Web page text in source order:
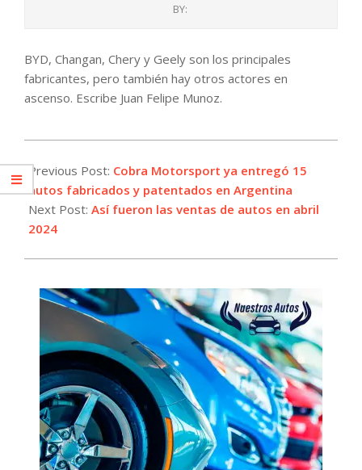
BY:
BYD, Changan, Chery y Geely son los principales
fabricantes, pero también hay otros actores en
ascenso. Escribe Juan Felipe Munoz.
04-
30
Previous Post: Cobra Motorsport ya entregó 15
autos fabricados y patentados en Argentina
Next Post: Así fueron las ventas de autos en abril
2024